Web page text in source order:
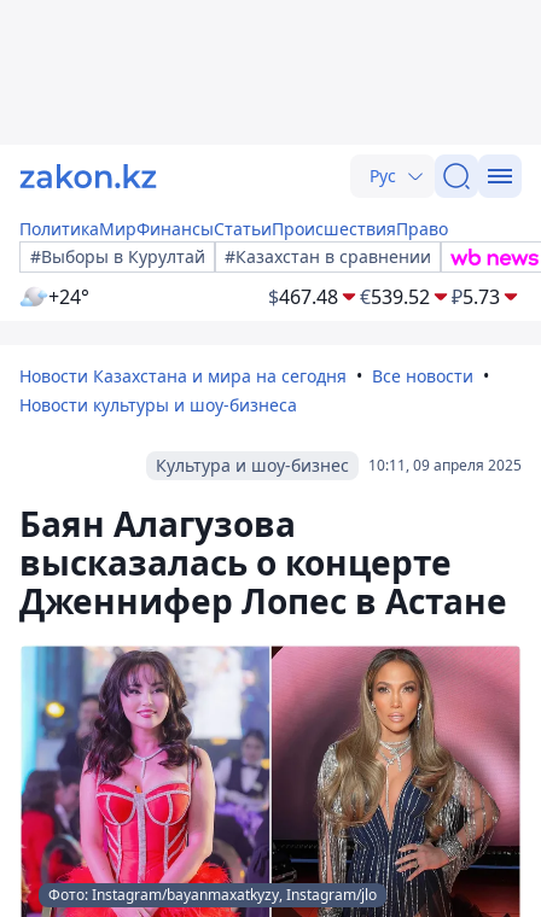
Рус
ПолитикаМирФинансыСтатьиПроисшествияПраво
#Выборы в Курултай
#Казахстан в сравнении
+24° $467.48 €539.52 ₽5.73
Новости Казахстана и мира на сегодня
Все новости
Новости культуры и шоу-бизнеса
10:11, 09 апреля 2025
Культура и шоу-бизнес
Баян Алагузова
высказалась о концерте
Дженнифер Лопес в Астане
Фото: Instagram/bayanmaxatkyzy, Instagram/jlo